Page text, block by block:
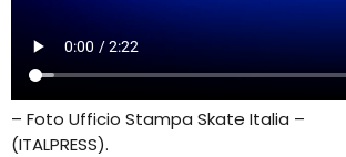
– Foto Ufficio Stampa Skate Italia –
(ITALPRESS).